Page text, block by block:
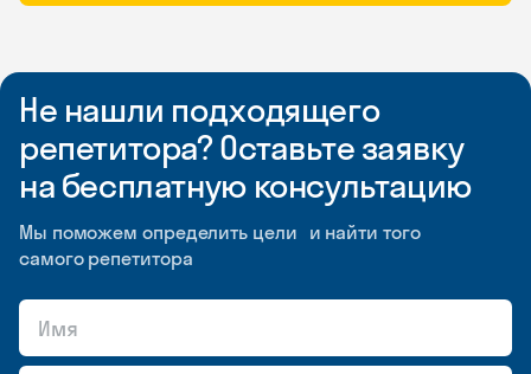
Не нашли подходящего
репетитора? Оставьте заявку
на бесплатную консультацию
Мы поможем определить цели и найти того
самого репетитора